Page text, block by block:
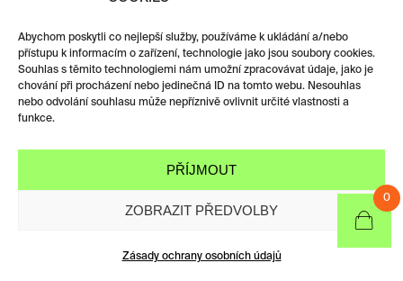
Abychom poskytli co nejlepší služby, používáme k ukládání a/nebo
přístupu k informacím o zařízení, technologie jako jsou soubory cookies.
Souhlas s těmito technologiemi nám umožní zpracovávat údaje, jako je
chování při procházení nebo jedinečná ID na tomto webu. Nesouhlas
nebo odvolání souhlasu může nepříznivě ovlivnit určité vlastnosti a
funkce.
PŘÍJMOUT
ZOBRAZIT PŘEDVOLBY
Zásady ochrany osobních údajů
0